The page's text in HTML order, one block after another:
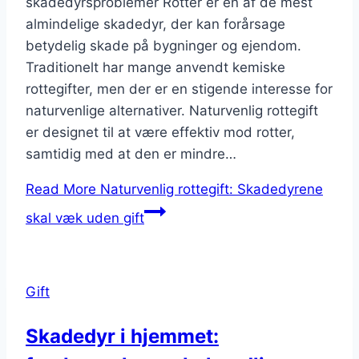
almindelige skadedyr, der kan forårsage
betydelig skade på bygninger og ejendom.
Traditionelt har mange anvendt kemiske
rottegifter, men der er en stigende interesse for
naturvenlige alternativer. Naturvenlig rottegift
er designet til at være effektiv mod rotter,
samtidig med at den er mindre…
Read More Naturvenlig rottegift: Skadedyrene
skal væk uden gift
Gift
Skadedyr i hjemmet: